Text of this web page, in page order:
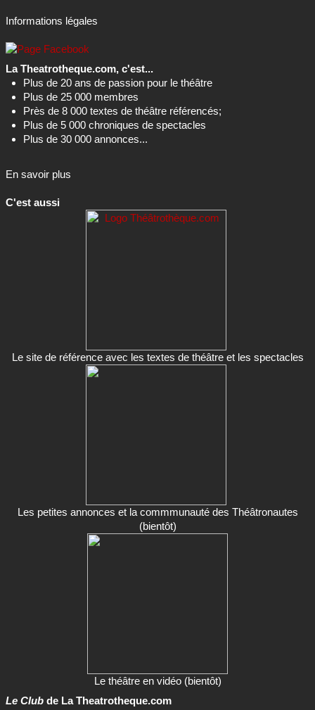
Informations légales
La Theatrotheque.com, c'est...
Plus de 20 ans de passion pour le théâtre
Plus de 25 000 membres
Près de 8 000 textes de théâtre référencés;
Plus de 5 000 chroniques de spectacles
Plus de 30 000 annonces...
En savoir plus
C'est aussi
Le site de référence avec les textes de théâtre et les spectacles
Les petites annonces et la commmunauté des Théâtronautes
(bientôt)
Le théâtre en vidéo (bientôt)
Le Club de La Theatrotheque.com